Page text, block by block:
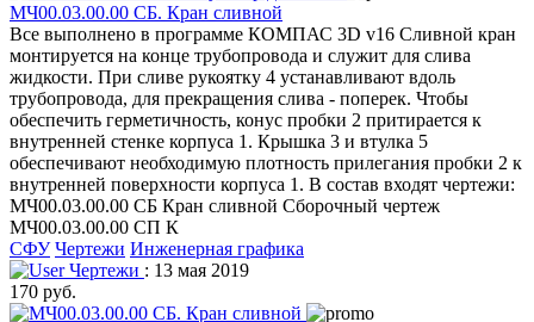
МЧ00.03.00.00 СБ. Кран сливной
Все выполнено в программе КОМПАС 3D v16 Сливной кран
монтируется на конце трубопровода и служит для слива
жидкости. При сливе рукоятку 4 устанавливают вдоль
трубопровода, для прекращения слива - поперек. Чтобы
обеспечить герметичность, конус пробки 2 притирается к
внутренней стенке корпуса 1. Крышка 3 и втулка 5
обеспечивают необходимую плотность прилегания пробки 2 к
внутренней поверхности корпуса 1. В состав входят чертежи:
МЧ00.03.00.00 СБ Кран сливной Сборочный чертеж
МЧ00.03.00.00 СП К
СФУ Чертежи Инженерная графика
Чертежи : 13 мая 2019
170 руб.